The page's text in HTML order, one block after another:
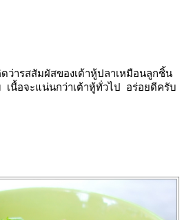
ว่ารสสัมผัสของเต้าหู้ปลาเหมือนลูกชิ้น
นื้อจะแน่นกว่าเต้าหู้ทั่วไป อร่อยดีครับ